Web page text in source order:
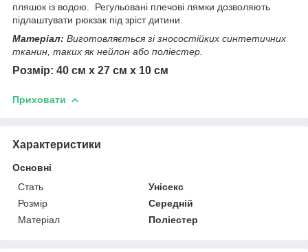
пляшок із водою. Регульовані плечові лямки дозволяють
підлаштувати рюкзак під зріст дитини.
Матеріал: Виготовляється зі зносостійких синтетичних
тканин, таких як нейлон або поліестер.
Розмір: 40 см х 27 см х 10 см
Приховати
Характеристики
Основні
Стать
Унісекс
Розмір
Середній
Матеріал
Поліестер